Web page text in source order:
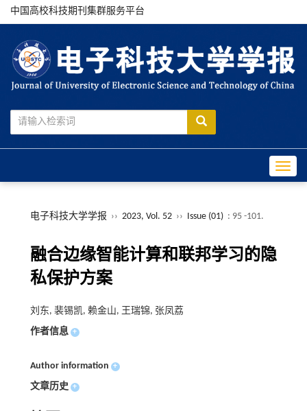
中国高校科技期刊集群服务平台
电子科技大学学报 ›› 2023, Vol. 52 ›› Issue (01) : 95 -101.
融合边缘智能计算和联邦学习的隐
私保护方案
刘东, 裴锡凯, 赖金山, 王瑞锦, 张凤荔
作者信息 +
Author information +
文章历史 +